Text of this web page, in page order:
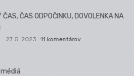
ČAS, ČAS ODPOČINKU, DOVOLENKA NA
27. 5. 2023 11 komentárov